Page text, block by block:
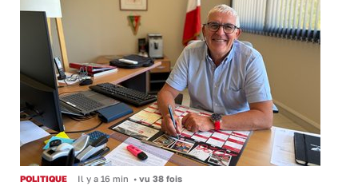
POLITIQUE Il y a 16 min • vu 38 fois